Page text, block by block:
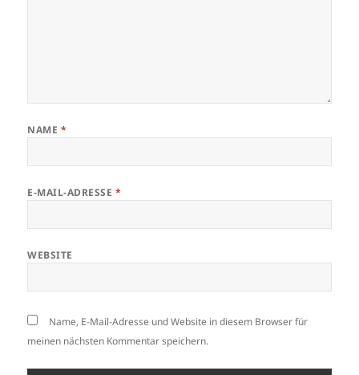
NAME *
E-MAIL-ADRESSE *
WEBSITE
Name, E-Mail-Adresse und Website in diesem Browser für
meinen nächsten Kommentar speichern.